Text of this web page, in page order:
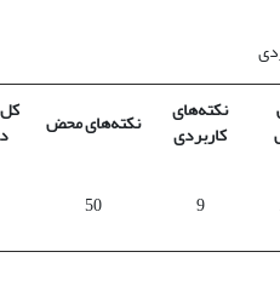
نکته‌های
کاربردی نکته‌های محض
9
50